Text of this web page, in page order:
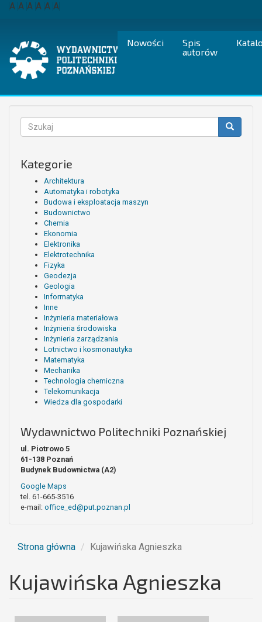
Przejdź
A A A A A A
Nowości
Spis
autorów
Formularz
wyszukiwania
Kategorie
Architektura
Automatyka i robotyka
Budowa i eksploatacja maszyn
Budownictwo
Chemia
Ekonomia
Elektronika
Elektrotechnika
Fizyka
Geodezja
Geologia
Informatyka
Inne
Inżynieria materiałowa
Inżynieria środowiska
Inżynieria zarządzania
Lotnictwo i kosmonautyka
Matematyka
Mechanika
Technologia chemiczna
Telekomunikacja
Wiedza dla gospodarki
Wydawnictwo Politechniki Poznańskiej
ul. Piotrowo 5
61-138 Poznań
Budynek Budownictwa (A2)
Google Maps
tel. 61-665-3516
e-mail: office_ed@put.poznan.pl
Strona główna Kujawińska Agnieszka
Kujawińska Agnieszka